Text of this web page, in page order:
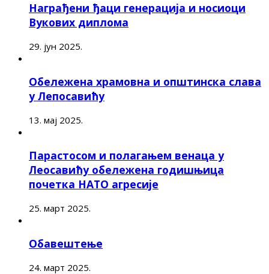
Награђени ђаци генерација и носиоци
Вукових диплома
29. јун 2025.
Обележена храмовна и општинска слава
у Лепосавићу
13. мај 2025.
Парастосом и полагањем венаца у
Леосавићу обележена годишњица
почетка НАТО агресије
25. март 2025.
Обавештење
24. март 2025.